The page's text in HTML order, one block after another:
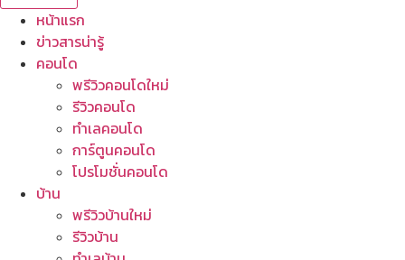
หน้าแรก
ข่าวสารน่ารู้
คอนโด
พรีวิวคอนโดใหม่
รีวิวคอนโด
ทำเลคอนโด
การ์ตูนคอนโด
โปรโมชั่นคอนโด
บ้าน
พรีวิวบ้านใหม่
รีวิวบ้าน